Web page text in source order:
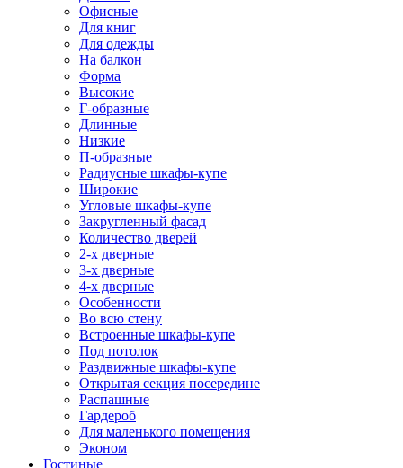
Офисные
Для книг
Для одежды
На балкон
Форма
Высокие
Г-образные
Длинные
Низкие
П-образные
Радиусные шкафы-купе
Широкие
Угловые шкафы-купе
Закругленный фасад
Количество дверей
2-х дверные
3-х дверные
4-х дверные
Особенности
Во всю стену
Встроенные шкафы-купе
Под потолок
Раздвижные шкафы-купе
Открытая секция посередине
Распашные
Гардероб
Для маленького помещения
Эконом
Гостиные